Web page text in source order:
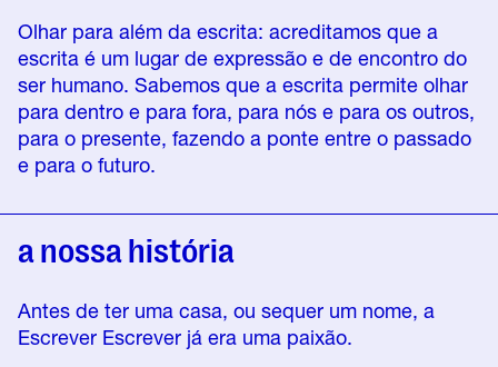
Olhar para além da escrita: acreditamos que a
escrita é um lugar de expressão e de encontro do
ser humano. Sabemos que a escrita permite olhar
para dentro e para fora, para nós e para os outros,
para o presente, fazendo a ponte entre o passado
e para o futuro.
a nossa história
Antes de ter uma casa, ou sequer um nome, a
Escrever Escrever já era uma paixão.